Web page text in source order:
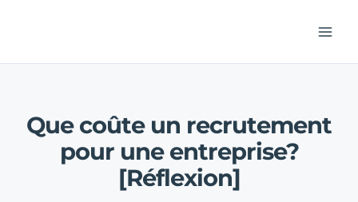
Que coûte un recrutement
pour une entreprise?
[Réflexion]